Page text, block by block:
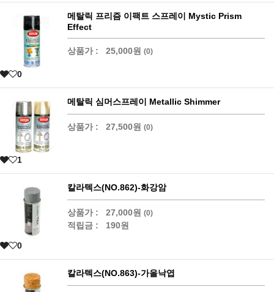
메탈릭 프리즘 이팩트 스프레이 Mystic Prism
Effect
상품가 : 25,000원 (0)
0
메탈릭 심머스프레이 Metallic Shimmer
상품가 : 27,500원 (0)
1
칼라텍스(NO.862)-화강암
상품가 : 27,000원 (0)
적립금 : 190원
0
칼라텍스(NO.863)-가을낙엽